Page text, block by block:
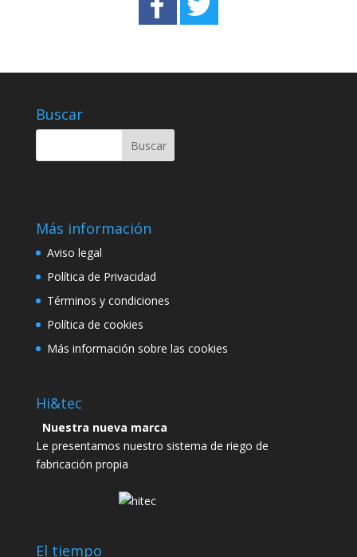
Buscar
Más información
Aviso legal
Política de Privacidad
Términos y condiciones
Política de cookies
Más información sobre las cookies
Hi&tec
Nuestra nueva marca
Le presentamos nuestro sistema de riego de
fabricación propia
El tiempo